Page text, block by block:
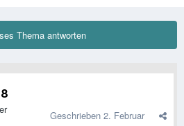
Thema antworten
Geschrieben 2. Februar